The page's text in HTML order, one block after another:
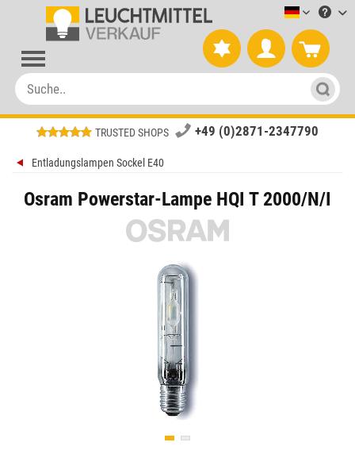
TRUSTED SHOPS +49 (0)2871-2347790
Entladungslampen Sockel E40
Osram Powerstar-Lampe HQI T 2000/N/I